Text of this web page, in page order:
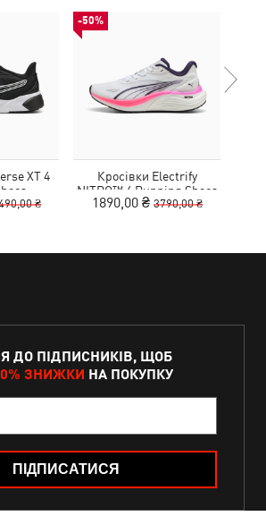
XT 4
₴
-50%
Кросівки Electrify
NITRO™ 4 Running Shoes
Youth
1890,00 ₴ 3790,00 ₴
ДО ПІДПИСНИКІВ, ЩОБ
ЗНИЖКИ НА ПОКУПКУ
ПІДПИСАТИСЯ